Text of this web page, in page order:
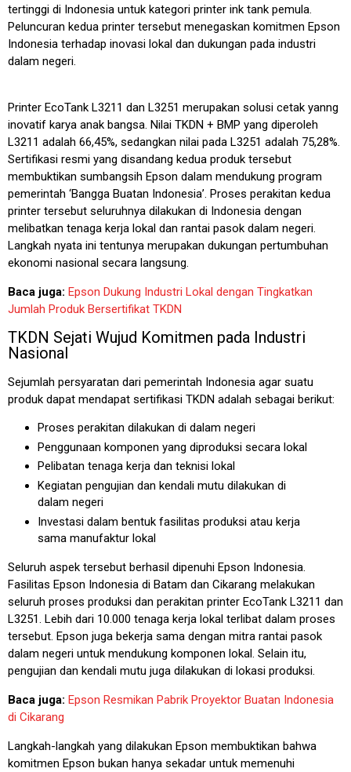
tertinggi di Indonesia untuk kategori printer ink tank pemula.
Peluncuran kedua printer tersebut menegaskan komitmen Epson
Indonesia terhadap inovasi lokal dan dukungan pada industri
dalam negeri.
Printer EcoTank L3211 dan L3251 merupakan solusi cetak yanng
inovatif karya anak bangsa. Nilai TKDN + BMP yang diperoleh
L3211 adalah 66,45%, sedangkan nilai pada L3251 adalah 75,28%.
Sertifikasi resmi yang disandang kedua produk tersebut
membuktikan sumbangsih Epson dalam mendukung program
pemerintah ‘Bangga Buatan Indonesia’. Proses perakitan kedua
printer tersebut seluruhnya dilakukan di Indonesia dengan
melibatkan tenaga kerja lokal dan rantai pasok dalam negeri.
Langkah nyata ini tentunya merupakan dukungan pertumbuhan
ekonomi nasional secara langsung.
Baca juga: Epson Dukung Industri Lokal dengan Tingkatkan
Jumlah Produk Bersertifikat TKDN
TKDN Sejati Wujud Komitmen pada Industri
Nasional
Sejumlah persyaratan dari pemerintah Indonesia agar suatu
produk dapat mendapat sertifikasi TKDN adalah sebagai berikut:
Proses perakitan dilakukan di dalam negeri
Penggunaan komponen yang diproduksi secara lokal
Pelibatan tenaga kerja dan teknisi lokal
Kegiatan pengujian dan kendali mutu dilakukan di
dalam negeri
Investasi dalam bentuk fasilitas produksi atau kerja
sama manufaktur lokal
Seluruh aspek tersebut berhasil dipenuhi Epson Indonesia.
Fasilitas Epson Indonesia di Batam dan Cikarang melakukan
seluruh proses produksi dan perakitan printer EcoTank L3211 dan
L3251. Lebih dari 10.000 tenaga kerja lokal terlibat dalam proses
tersebut. Epson juga bekerja sama dengan mitra rantai pasok
dalam negeri untuk mendukung komponen lokal. Selain itu,
pengujian dan kendali mutu juga dilakukan di lokasi produksi.
Baca juga: Epson Resmikan Pabrik Proyektor Buatan Indonesia
di Cikarang
Langkah-langkah yang dilakukan Epson membuktikan bahwa
komitmen Epson bukan hanya sekadar untuk memenuhi